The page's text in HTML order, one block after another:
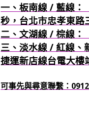
一、板南線 / 藍線：
秒，台北市忠孝東
二、文湖線 / 棕線：
三、淡水線 / 紅線、
捷運新店線台電大樓
可事先與尋意聯繫：